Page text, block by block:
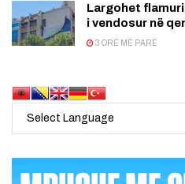
Largohet
i vendosur në
3 ORË MË PARË